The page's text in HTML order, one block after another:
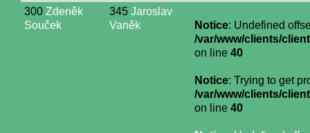
300 Zdeněk
Souček
345 Jaroslav
Vaněk
Notice: Undefined
/var/www/clients/
on line 40
Notice: Trying to get
/var/www/clients/
on line 40